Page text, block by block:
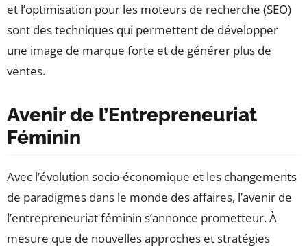
et l’optimisation pour les moteurs de recherche (SEO)
sont des techniques qui permettent de développer
une image de marque forte et de générer plus de
ventes.
Avenir de l’Entrepreneuriat
Féminin
Avec l’évolution socio-économique et les changements
de paradigmes dans le monde des affaires, l’avenir de
l’entrepreneuriat féminin s’annonce prometteur. À
mesure que de nouvelles approches et stratégies